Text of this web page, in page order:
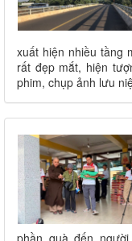
xuất hiện nhiều tầng
rất đẹp mắt, hiện
phim, chụp ảnh lưu
phần quà đến